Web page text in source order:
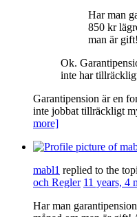
Har man
850 kr
man är
Ok.
inte har
Garantipension är en
inte jobbat tillräckligt
more]
mabl1 replied to the
och Regler 11 years, 4
Har man